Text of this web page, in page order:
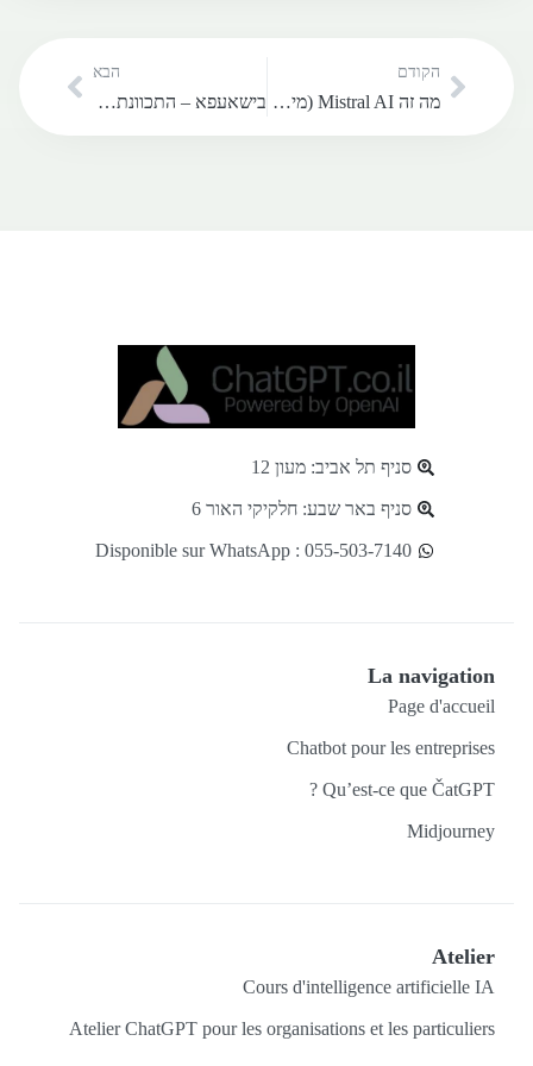
הקודם
מה זה Mistral AI (מיסטרל)?
הבא
בישאעפא – התכוונתם לצ'אט ג'יפיטי
סניף תל אביב: מעון 12
סניף באר שבע: חלקיקי האור 6
Disponible sur WhatsApp : 055-503-7140
La navigation
Page d'accueil
Chatbot pour les entreprises
Qu’est-ce que ČatGPT ?
Midjourney
Atelier
Cours d'intelligence artificielle IA
Atelier ChatGPT pour les organisations et les particuliers